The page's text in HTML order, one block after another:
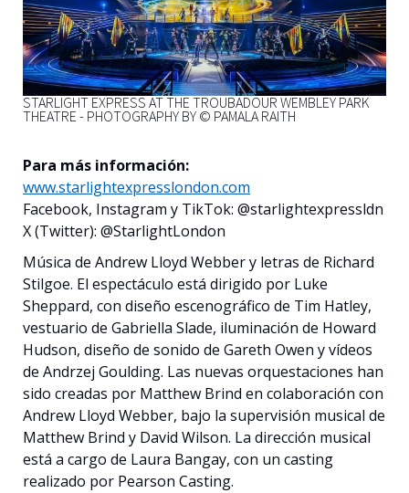
STARLIGHT EXPRESS AT THE TROUBADOUR WEMBLEY PARK
THEATRE - PHOTOGRAPHY BY © PAMALA RAITH
Para más información:
www.starlightexpresslondon.com
Facebook, Instagram y TikTok: @starlightexpressldn
X (Twitter): @StarlightLondon
Música de Andrew Lloyd Webber y letras de Richard
Stilgoe. El espectáculo está dirigido por Luke
Sheppard, con diseño escenográfico de Tim Hatley,
vestuario de Gabriella Slade, iluminación de Howard
Hudson, diseño de sonido de Gareth Owen y vídeos
de Andrzej Goulding. Las nuevas orquestaciones han
sido creadas por Matthew Brind en colaboración con
Andrew Lloyd Webber, bajo la supervisión musical de
Matthew Brind y David Wilson. La dirección musical
está a cargo de Laura Bangay, con un casting
realizado por Pearson Casting.